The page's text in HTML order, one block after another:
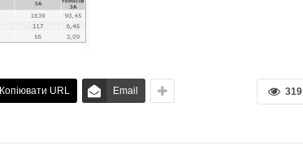
319
Копіювати URL Email